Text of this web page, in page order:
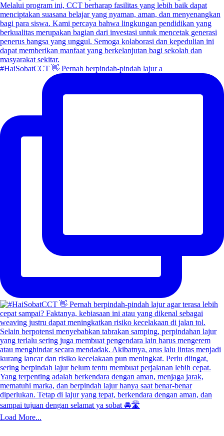
#HaiSobatCCT 👋 Pernah berpindah-pindah lajur a
Load More...